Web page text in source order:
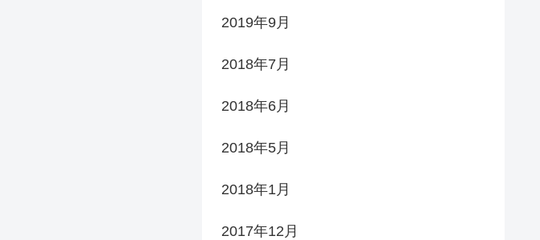
2019年9月
2018年7月
2018年6月
2018年5月
2018年1月
2017年12月